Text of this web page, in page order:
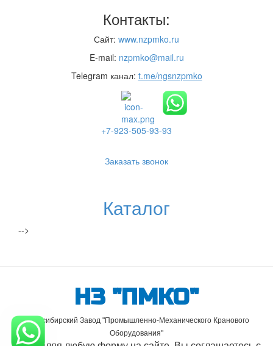
Контакты:
Сайт: www.nzpmko.ru
E-mail: nzpmko@mail.ru
Telegram канал: t.me/ngsnzpmko
+7-923-505-93-93
Заказать звонок
Каталог
-->
НЗ "ПМКО"
Новосибирский Завод "Промышленно-Механического Кранового
Оборудования"